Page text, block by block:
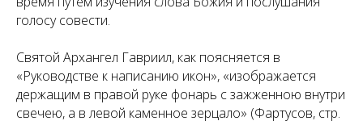
голосу совести.
Святой Архангел Гавриил, как поясняется в
«Руководстве к написанию икон», «изображается
держащим в правой руке фонарь с зажженною внутри
свечею, а в левой каменное зерцало» (Фартусов, стр.